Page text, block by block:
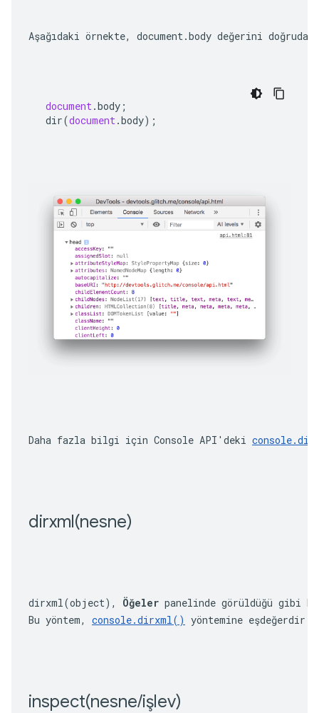
Aşağıdaki örnekte, document.body değerini
document .body ;
dir(document .body);
Daha fazla bilgi için Console API'deki
dirxml(nesne)
dirxml(object) , Öğeler panelinde görüldüğü gibi
Bu yöntem, console.dirxml() yöntemine eşdeğerdir.
inspect(nesne/işlev)